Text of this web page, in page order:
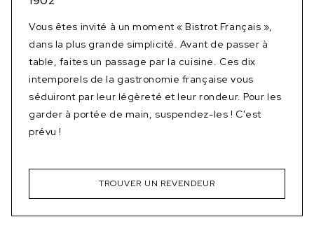
Vous êtes invité à un moment « Bistrot Français »,
dans la plus grande simplicité. Avant de passer à
table, faites un passage par la cuisine. Ces dix
intemporels de la gastronomie française vous
séduiront par leur légèreté et leur rondeur. Pour les
garder à portée de main, suspendez-les ! C'est
prévu !
TROUVER UN REVENDEUR